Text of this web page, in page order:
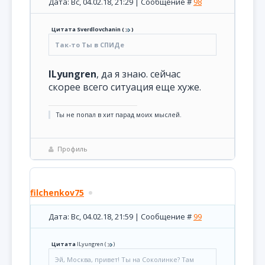
Цитата Sverdlovchanin( )
Так-то Ты в СПИДе
ILyungren, да я знаю. сейчас
скорее всего ситуация еще хуже.
Ты не попал в хит парад моих мыслей.
Профиль
filchenkov75
Дата: Вс, 04.02.18, 21:59 | Сообщение #99
Цитата ILyungren ( )
Эй, Москва, привет! Ты на Соколинке? Там